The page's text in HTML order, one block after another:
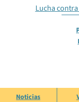
Noticias
Lucha